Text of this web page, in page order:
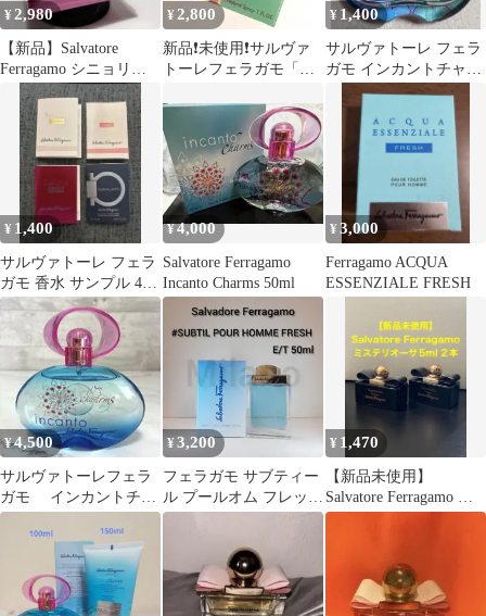
¥2,980
【新品】Salvatore
Ferragamo シニョリー
ナ リベレ 30ml
¥2,800
新品❗️未使用❗️サルヴァ
トーレフェラガモ「イ
30ml
¥ 1,400
サルヴァトーレ フェラ
ガモ インカントチャー
ムオードトワレ
¥ 1,400
サルヴァトーレ フェラ
ガモ 香水 サンプル 4種
セット
¥4,000
Salvatore Ferragamo
Incanto Charms 50ml
¥3,000
Ferragamo ACQUA
ESSENZIALE FRESH
¥4,500
サルヴァトーレフェラ
ガモ インカントチャ
ーム 香水 100ml y
¥3,200
フェラガモ サブティー
ル プールオム フレッシ
ュ 50ml 香水
¥ 1,470
【新品未使用】
Salvatore Ferragamo ミ
ステリオーサ5ml 2本